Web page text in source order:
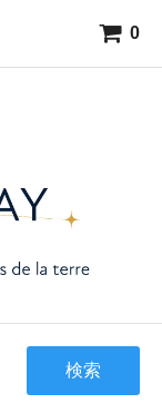
0
検索